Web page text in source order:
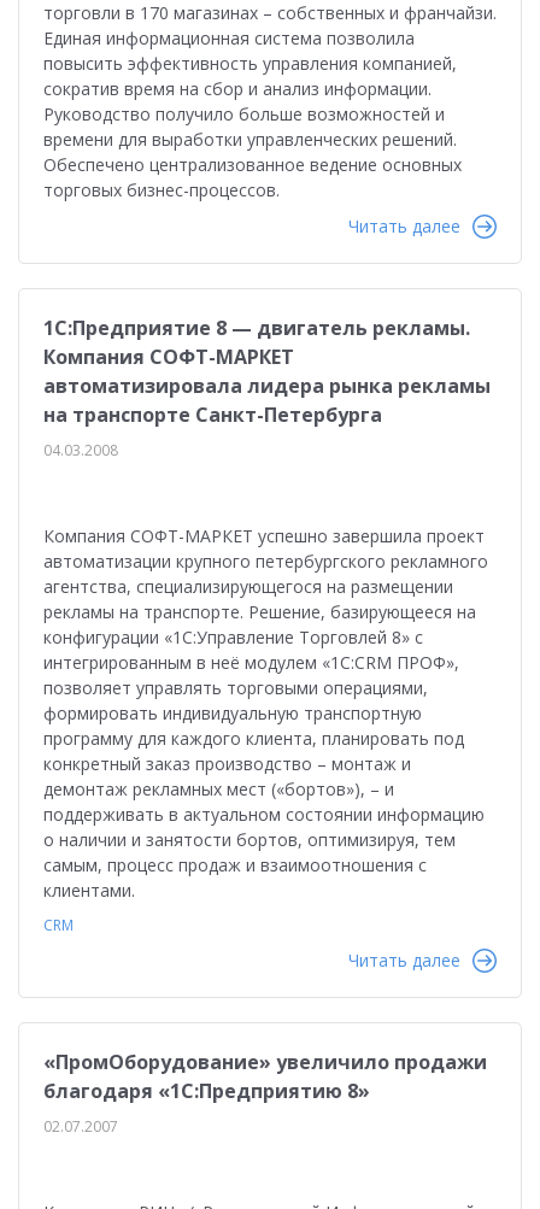
торговли в 170 магазинах – собственных и франчайзи.
Единая информационная система позволила
повысить эффективность управления компанией,
сократив время на сбор и анализ информации.
Руководство получило больше возможностей и
времени для выработки управленческих решений.
Обеспечено централизованное ведение основных
торговых бизнес-процессов.
Читать далее
1С:Предприятие 8 — двигатель рекламы.
Компания СОФТ-МАРКЕТ
автоматизировала лидера рынка рекламы
на транспорте Санкт-Петербурга
04.03.2008
Компания СОФТ-МАРКЕТ успешно завершила проект
автоматизации крупного петербургского рекламного
агентства, специализирующегося на размещении
рекламы на транспорте. Решение, базирующееся на
конфигурации «1С:Управление Торговлей 8» с
интегрированным в неё модулем «1С:CRM ПРОФ»,
позволяет управлять торговыми операциями,
формировать индивидуальную транспортную
программу для каждого клиента, планировать под
конкретный заказ производство – монтаж и
демонтаж рекламных мест («бортов»), – и
поддерживать в актуальном состоянии информацию
о наличии и занятости бортов, оптимизируя, тем
самым, процесс продаж и взаимоотношения с
клиентами.
CRM
Читать далее
«ПромОборудование» увеличило продажи
благодаря «1С:Предприятию 8»
02.07.2007